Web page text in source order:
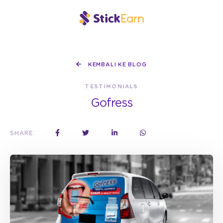
KEMBALI KE BLOG
TESTIMONIALS
Gofress
SHARE: